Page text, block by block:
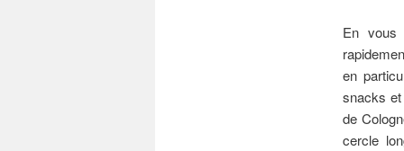
En vous
en
snacks
de
cercle